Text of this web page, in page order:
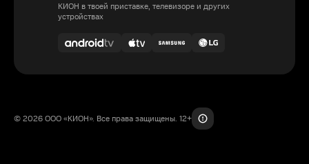
КИОН в твоей приставке, телевизоре и других
устройствах
© 2026 ООО «КИОН». Все права защищены. 12+